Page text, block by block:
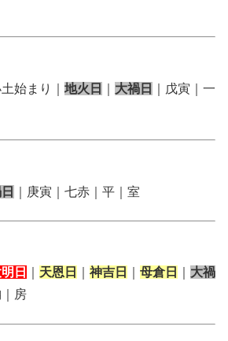
土始まり｜ 地火日 大禍日
｜戊寅｜一
｜庚寅｜七赤｜平｜室
日 天恩日 神吉日 母倉日
大禍
｜房